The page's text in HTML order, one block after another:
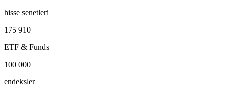
hisse senetleri
175 910
ETF & Funds
100 000
endeksler